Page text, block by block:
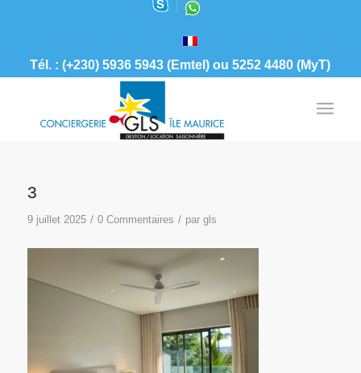
Tél. : (+230) 5936 5943 (Emtel) ou 5252 4480 (MyT)
3
9 juillet 2025 / 0 Commentaires / par gls